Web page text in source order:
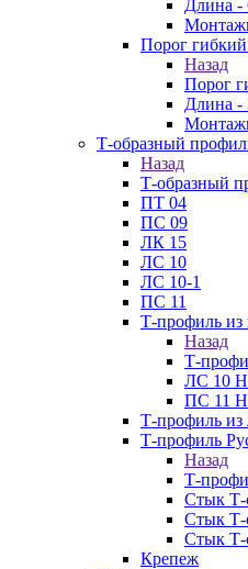
Длина -
Порог
Назад
Порог
Длина -
Т-образный
Назад
Т-образный
ПТ 04
ПС 09
ЛК 15
ЛС 10
ЛС 10-1
ПС 11
Т-профиль из
Назад
Т-
ЛС 10
ПС 11
Т-профиль из
Т-профиль
Назад
Т-
Стык Т-
Стык Т-
Стык Т-
Крепеж